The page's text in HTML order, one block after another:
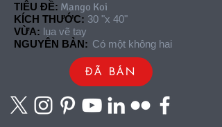
TIÊU ĐỀ: Mango Koi
KÍCH THƯỚC: 30 "x 40"
VỪA: lụa vẽ tay
NGUYÊN BẢN: Có một không hai
ĐÃ BÁN